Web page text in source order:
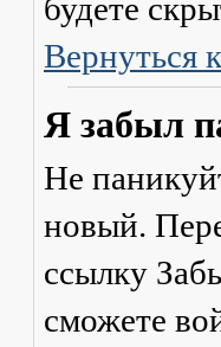
будете
Вернуться
Я забыл
Не
новый.
ссылку
сможете